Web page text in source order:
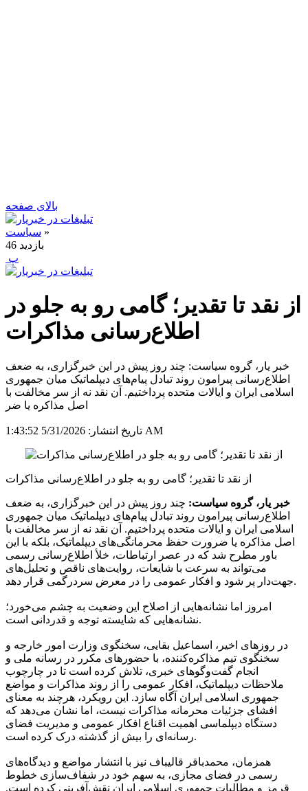
بالای صفحه
سیاست »
46 بازدید
‍ پ
از نقد تا تقدیر؛ گامی رو به جلو در
اطلاع‌رسانی مذاکرات
خبر یار، گروه سیاست: چند روز پیش در این خبرگزاری، به ضعف
اطلاع‌رسانی پیرامون روند تبادل پیام‌های دیپلماتیک میان جمهوری
اسلامی ایران و ایالات متحده پرداختیم. آن نقد نه از سر مخالفت با
اصل مذاکره یا ضر
تاریخ انتشار: 5/31/2026 1:43:52 AM
از نقد تا تقدیر؛ گامی رو به جلو در اطلاع‌رسانی مذاکرات
خبر یار، گروه سیاست: چند روز پیش در این خبرگزاری، به ضعف
اطلاع‌رسانی پیرامون روند تبادل پیام‌های دیپلماتیک میان جمهوری
اسلامی ایران و ایالات متحده پرداختیم. آن نقد نه از سر مخالفت با
اصل مذاکره یا ضرورت حفظ محرمانگی‌های دیپلماتیک، بلکه با این
باور مطرح شد که در عصر ارتباطات، خلأ اطلاع‌رسانی رسمی
می‌تواند به سرعت با شایعات، روایت‌های ناقص و تحلیل‌های
جهت‌دار پر شود و افکار عمومی را در معرض سردرگمی قرار دهد.
امروز اما نشانه‌هایی از اصلاح این وضعیت به چشم می‌خورد؛
نشانه‌هایی که شایسته توجه و قدردانی است.
در روزهای اخیر، اسماعیل بقایی، سخنگوی وزارت امور خارجه و
سخنگوی تیم مذاکره‌کننده، با حضورهای مکرر در رسانه ملی و
انجام گفت‌وگوهای خبری، تلاش کرده است تا در چارچوب
ملاحظات دیپلماتیک، افکار عمومی را از روند مذاکرات و مواضع
جمهوری اسلامی ایران آگاه سازد. این رویکرد، هرچند به معنای
افشای جزئیات محرمانه مذاکرات نیست، اما نشان می‌دهد که
دستگاه دیپلماسی اهمیت اقناع افکار عمومی و مدیریت فضای
رسانه‌ای را بیش از گذشته درک کرده است.
همزمان، محمدباقر قالیباف نیز با انتشار مواضع و دیدگاه‌های
رسمی در فضای مجازی، به سهم خود در شفاف‌سازی خطوط
قرمز و مطالبات جمهوری اسلامی ایران نقش‌آفرینی کرده است.